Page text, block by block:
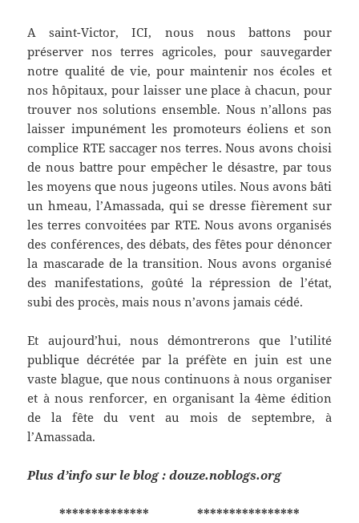
A saint-Victor, ICI, nous nous battons pour
préserver nos terres agricoles, pour sauvegarder
notre qualité de vie, pour maintenir nos écoles et
nos hôpitaux, pour laisser une place à chacun, pour
trouver nos solutions ensemble. Nous n’allons pas
laisser impunément les promoteurs éoliens et son
complice RTE saccager nos terres. Nous avons choisi
de nous battre pour empêcher le désastre, par tous
les moyens que nous jugeons utiles. Nous avons bâti
un hmeau, l’Amassada, qui se dresse fièrement sur
les terres convoitées par RTE. Nous avons organisés
des conférences, des débats, des fêtes pour dénoncer
la mascarade de la transition. Nous avons organisé
des manifestations, goûté la répression de l’état,
subi des procès, mais nous n’avons jamais cédé.
Et aujourd’hui, nous démontrerons que l’utilité
publique décrétée par la préfète en juin est une
vaste blague, que nous continuons à nous organiser
et à nous renforcer, en organisant la 4ème édition
de la fête du vent au mois de septembre, à
l’Amassada.
Plus d’info sur le blog : douze.noblogs.org
************** ****************